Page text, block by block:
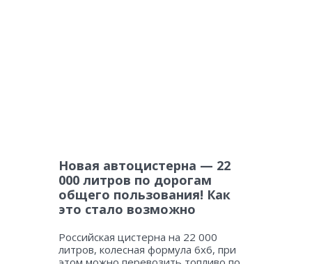
Новая автоцистерна — 22
000 литров по дорогам
общего пользования! Как
это стало возможно
Российская цистерна на 22 000
литров, колесная формула 6х6, при